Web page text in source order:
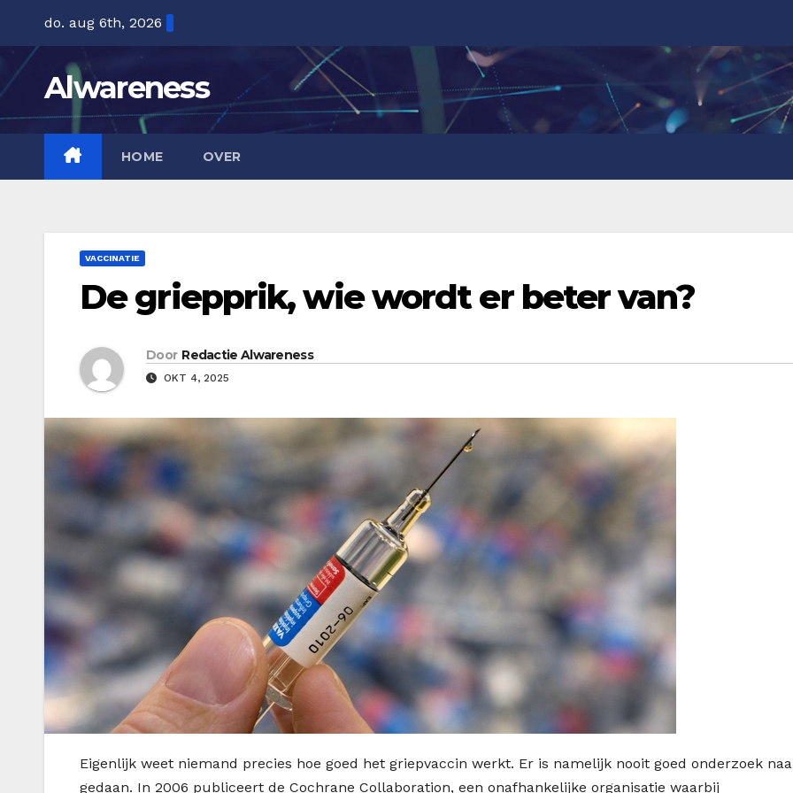
inhoud
do. aug 6th, 2026
Alwareness
HOME OVER
VACCINATIE
De griepprik, wie wordt er beter van?
Door Redactie Alwareness
OKT 4, 2025
Eigenlijk weet niemand precies hoe goed het griepvaccin werkt. Er is namelijk nooit goed onderzoek
gedaan. In 2006 publiceert de Cochrane Collaboration, een onafhankelijke organisatie waarbij